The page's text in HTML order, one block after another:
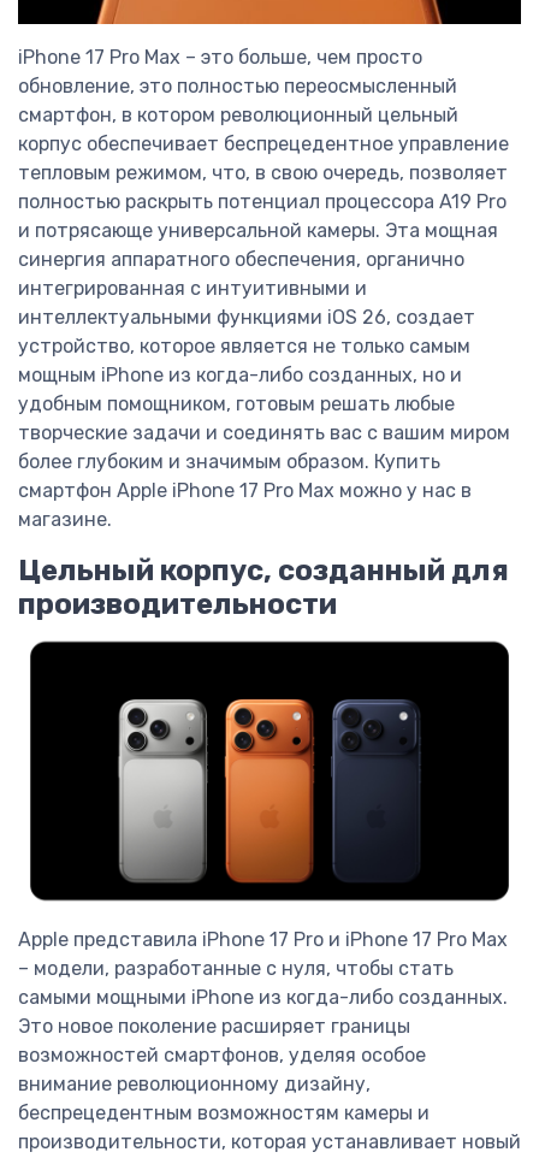
iPhone 17 Pro Max – это больше, чем просто
обновление, это полностью переосмысленный
смартфон, в котором революционный цельный
корпус обеспечивает беспрецедентное управление
тепловым режимом, что, в свою очередь, позволяет
полностью раскрыть потенциал процессора A19 Pro
и потрясающе универсальной камеры. Эта мощная
синергия аппаратного обеспечения, органично
интегрированная с интуитивными и
интеллектуальными функциями iOS 26, создает
устройство, которое является не только самым
мощным iPhone из когда-либо созданных, но и
удобным помощником, готовым решать любые
творческие задачи и соединять вас с вашим миром
более глубоким и значимым образом. Купить
смартфон Apple iPhone 17 Pro Max можно у нас в
магазине.
Цельный корпус, созданный для
производительности
Apple представила iPhone 17 Pro и iPhone 17 Pro Max
– модели, разработанные с нуля, чтобы стать
самыми мощными iPhone из когда-либо созданных.
Это новое поколение расширяет границы
возможностей смартфонов, уделяя особое
внимание революционному дизайну,
беспрецедентным возможностям камеры и
производительности, которая устанавливает новый